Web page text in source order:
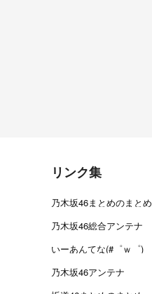
リンク集
乃木坂46まとめのまとめ
乃木坂46総合アンテナ
いーあんてな(#゜ｗ゜)
乃木坂46アンテナ